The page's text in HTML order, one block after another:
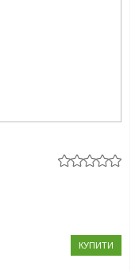
КУПИТИ